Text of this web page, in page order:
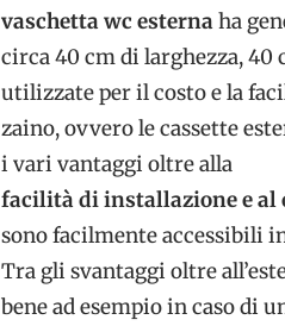
vaschetta wc esternaha
circa 40 cm di larghezza, 40
utilizzate per il costo e la
zaino, ovvero le cassette
i vari vantaggi oltre alla
facilità di installazione e al
sono facilmente accessibili
Tra gli svantaggi oltre
bene ad esempio in caso di